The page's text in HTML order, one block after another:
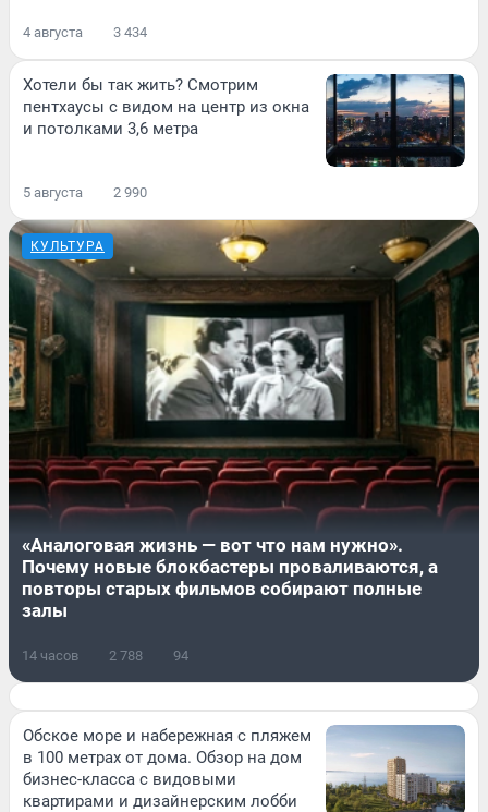
4 августа 3 434
Хотели бы так жить? Смотрим
пентхаусы с видом на центр из окна
и потолками 3,6 метра
5 августа 2 990
КУЛЬТУРА
«Аналоговая жизнь — вот что нам нужно».
Почему новые блокбастеры проваливаются, а
повторы старых фильмов собирают полные
залы
14 часов 2 788 94
Обское море и набережная с пляжем
в 100 метрах от дома. Обзор на дом
бизнес-класса с видовыми
квартирами и дизайнерским лобби